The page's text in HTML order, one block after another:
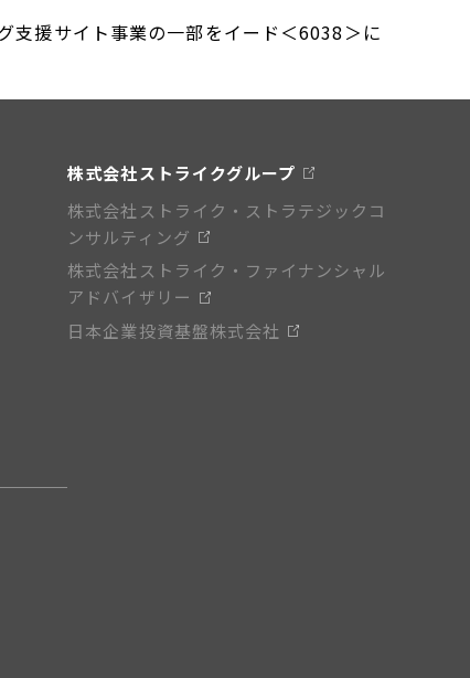
支援サイト事業の一部をイード＜6038＞に
株式会社ストライクグループ
株式会社ストライク・ストラテジックコ
ンサルティング
株式会社ストライク・ファイナンシャル
アドバイザリー
日本企業投資基盤株式会社